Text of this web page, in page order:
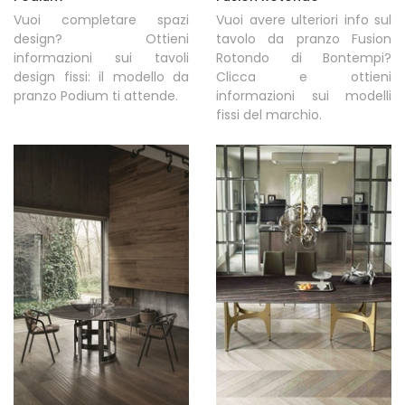
Vuoi completare spazi
design? Ottieni
informazioni sui tavoli
design fissi: il modello da
pranzo Podium ti attende.
Vuoi avere ulteriori info sul
tavolo da pranzo Fusion
Rotondo di Bontempi?
Clicca e ottieni
informazioni sui modelli
fissi del marchio.